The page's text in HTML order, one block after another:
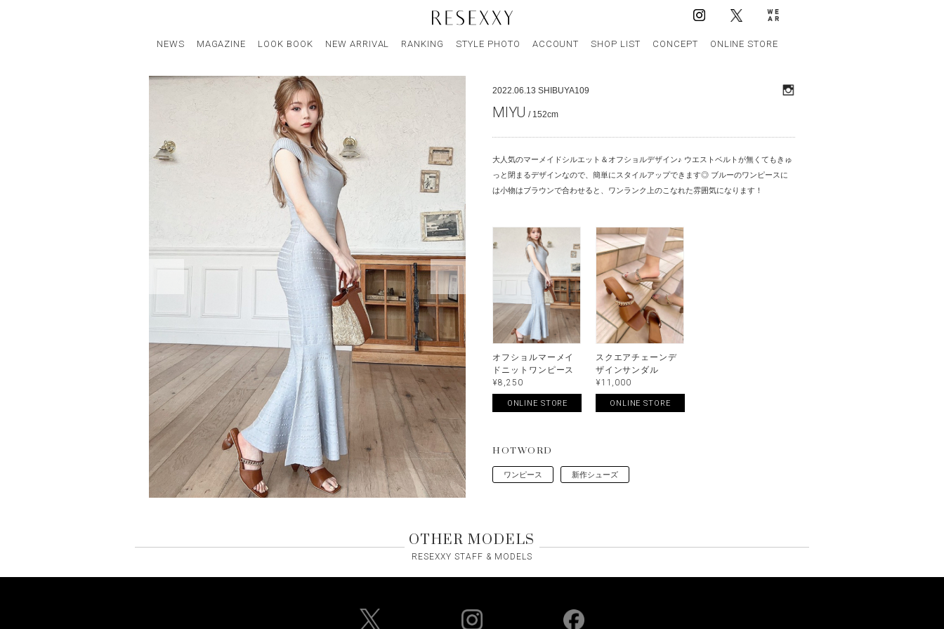
NEWS MAGAZINE LOOK BOOK NEW ARRIVAL RANKING STYLE PHOTO ACCOUNT SHOP LIST CONCEPT ONLINE STORE
STAFF STYLE
2022.06.13 SHIBUYA109
MIYU / 152cm
大人気のマーメイドシルエット＆オフショルデザイン♪ ウエストベルトが無くてもきゅ
っと閉まるデザインなので、簡単にスタイルアップできます◎ ブルーのワンピースに
は小物はブラウンで合わせると、ワンランク上のこなれた雰囲気になります！
オフショルマーメイ
ドニットワンピース
¥8,250
ONLINE STORE
スクエアチェーンデ
ザインサンダル
¥11,000
ONLINE STORE
HOTWORD
ワンピース 新作シューズ
OTHER MODELS
RESEXXY STAFF & MODELS